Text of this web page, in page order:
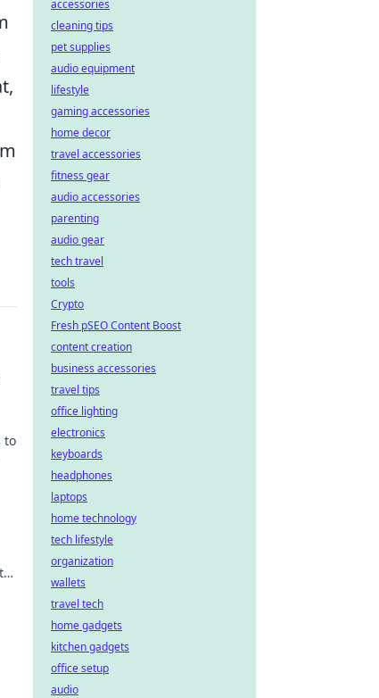
to
accessories
cleaning tips
pet supplies
audio equipment
lifestyle
gaming accessories
home decor
travel accessories
fitness gear
audio accessories
parenting
audio gear
tech travel
tools
Crypto
Fresh pSEO Content Boost
content creation
business accessories
travel tips
office lighting
electronics
keyboards
headphones
laptops
home technology
tech lifestyle
organization
wallets
travel tech
home gadgets
kitchen gadgets
office setup
audio